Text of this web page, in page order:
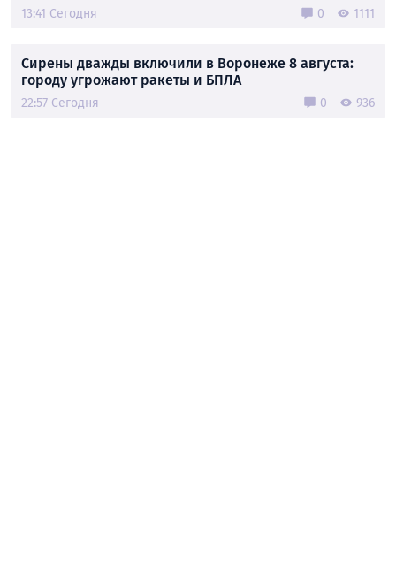
13:41 Сегодня 0 1111
Сирены дважды включили в Воронеже 8 августа:
городу угрожают ракеты и БПЛА
22:57 Сегодня 0 936